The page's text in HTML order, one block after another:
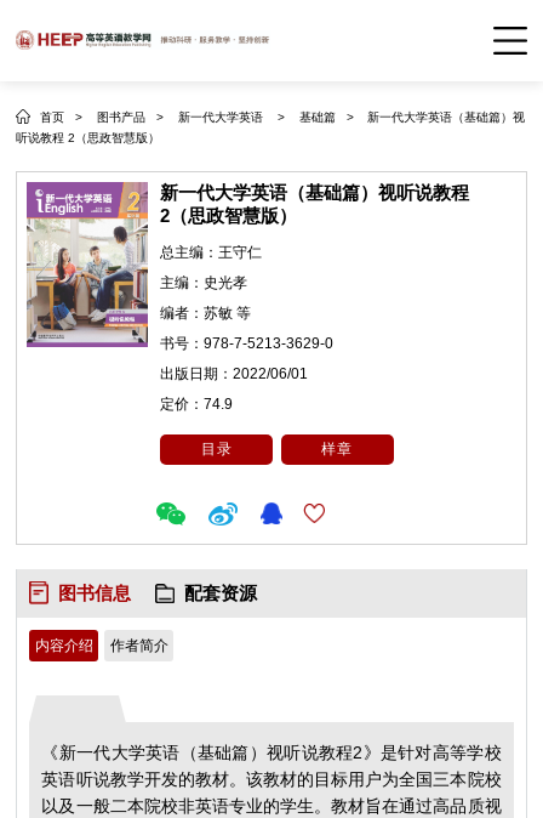
首页 > 图书产品 > 新一代大学英语 > 基础篇 >
新一代大学英语（基础篇）视
听说教程 2（思政智慧版）
新一代大学英语（基础篇）视听说教程
2（思政智慧版）
总主编：王守仁
主编： 史光孝
编者：苏敏 等
书号：978-7-5213-3629-0
出版日期：2022/06/01
定价：74.9
目录 样章
图书信息 配套资源
内容介绍 作者简介
《新一代大学英语（基础篇）视听说教程2》是针对高等学校
英语听说教学开发的教材。该教材的目标用户为全国三本院校
以及一般二本院校非英语专业的学生。教材旨在通过高品质视